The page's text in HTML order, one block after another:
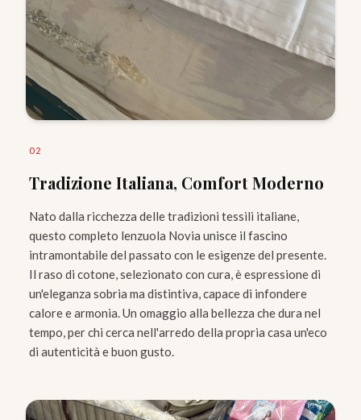
02
Tradizione Italiana, Comfort Moderno
Nato dalla ricchezza delle tradizioni tessili italiane,
questo completo lenzuola Novia unisce il fascino
intramontabile del passato con le esigenze del presente.
Il raso di cotone, selezionato con cura, è espressione di
un'eleganza sobria ma distintiva, capace di infondere
calore e armonia. Un omaggio alla bellezza che dura nel
tempo, per chi cerca nell'arredo della propria casa un'eco
di autenticità e buon gusto.